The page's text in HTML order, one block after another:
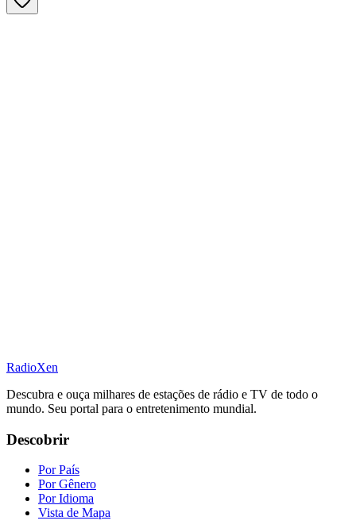
RadioXen
Descubra e ouça milhares de estações de rádio e TV de todo o
mundo. Seu portal para o entretenimento mundial.
Descobrir
Por País
Por Gênero
Por Idioma
Vista de Mapa